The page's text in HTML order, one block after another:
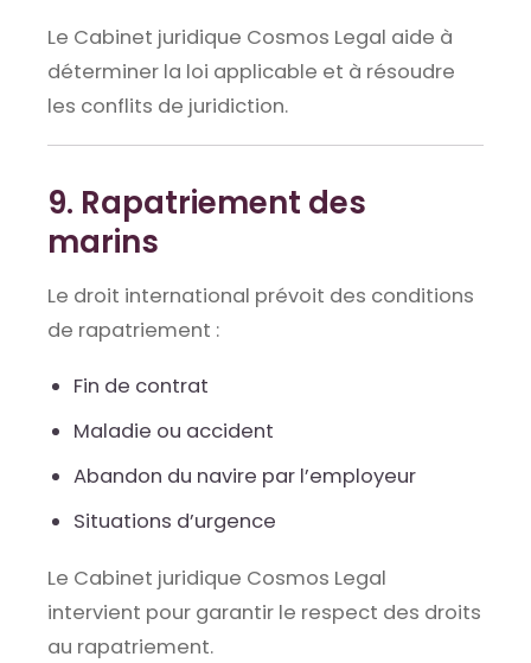
Le Cabinet juridique Cosmos Legal aide à
déterminer la loi applicable et à résoudre
les conflits de juridiction.
9. Rapatriement des
marins
Le droit international prévoit des conditions
de rapatriement :
Fin de contrat
Maladie ou accident
Abandon du navire par l’employeur
Situations d’urgence
Le Cabinet juridique Cosmos Legal
intervient pour garantir le respect des droits
au rapatriement.